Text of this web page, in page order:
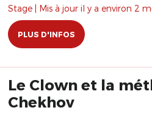
Stage | Mis à jour il y a environ 2
PLUS D'INFOS
Le Clown et la
Chekhov